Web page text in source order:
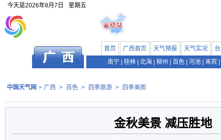
今天是2026年8月7日 星期五
首页 广西首页 天气预报 天气实况
南宁
桂林 北海 柳州 百色 河池 来宾
中国天气网 > 广西 > 百色 > 四季旅游 > 四季美图
金秋美景 减压胜地